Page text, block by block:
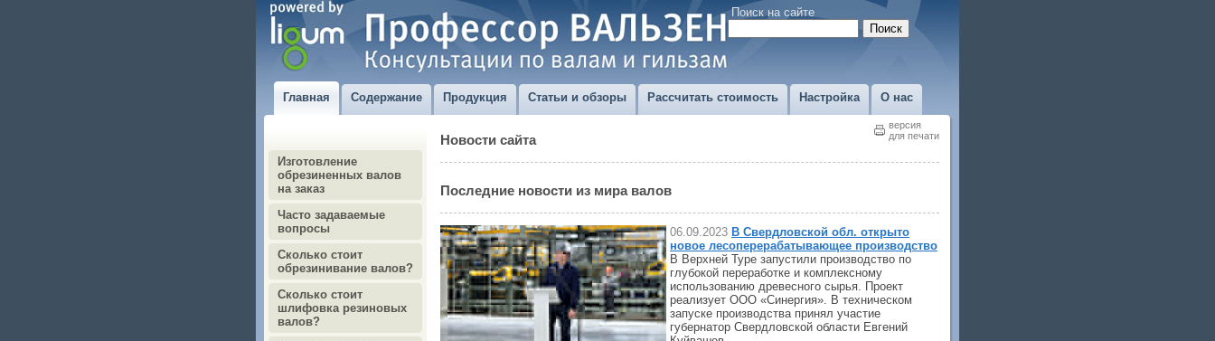
Поиск на сайте
Главная Содержание Продукция Статьи и обзоры Рассчитать стоимость Настройка О нас
Изготовление
обрезиненных валов
на заказ
Часто задаваемые
вопросы
Сколько стоит
обрезинивание валов?
Сколько стоит
шлифовка резиновых
валов?
версия
для печати
Новости сайта
Последние новости из мира валов
06.09.2023 В Свердловской обл. открыто
новое лесоперерабатывающее производство
В Верхней Туре запустили производство по
глубокой переработке и комплексному
использованию древесного сырья. Проект
реализует ООО «Синергия». В техническом
запуске производства принял участие
губернатор Свердловской области Евгений